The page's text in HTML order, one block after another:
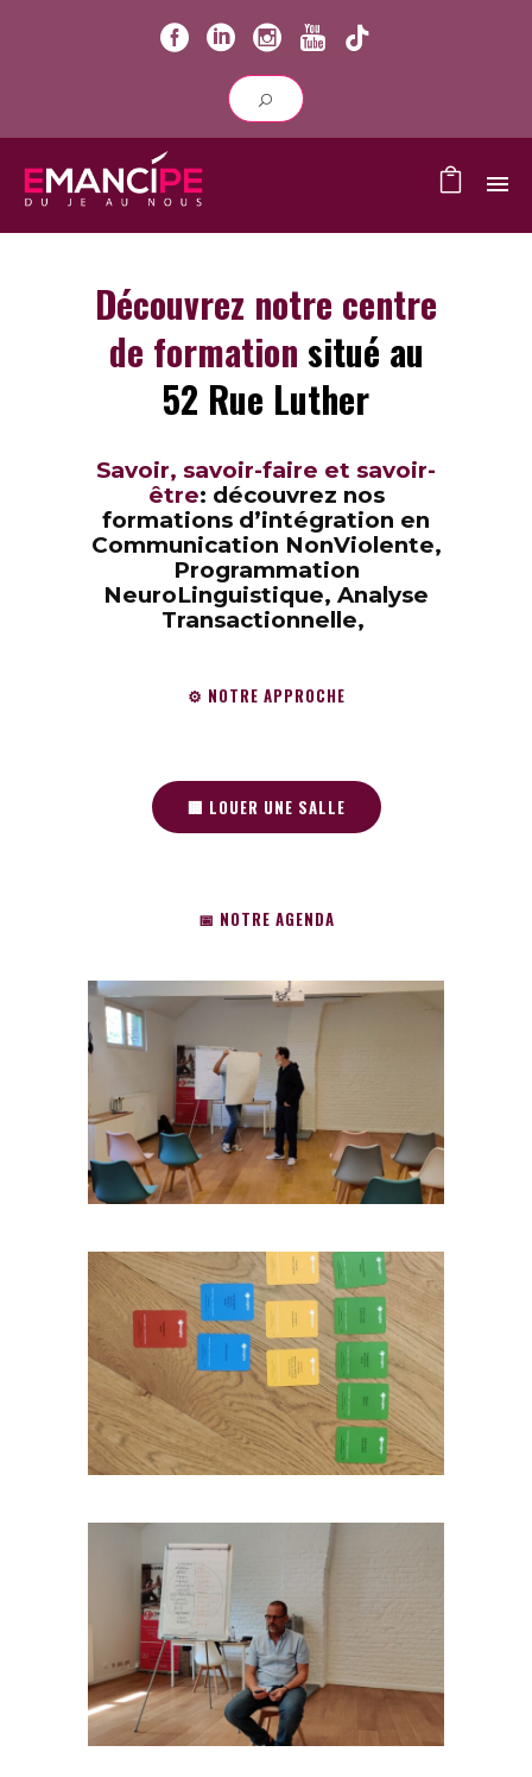
Découvrez notre centre
de formation situé au
52 Rue Luther
Savoir, savoir-faire et savoir-
être: découvrez nos
formations d’intégration en
Communication NonViolente,
Programmation
NeuroLinguistique, Analyse
Transactionnelle,
⚙️ NOTRE APPROCHE
🏢 LOUER UNE SALLE
📅 NOTRE AGENDA